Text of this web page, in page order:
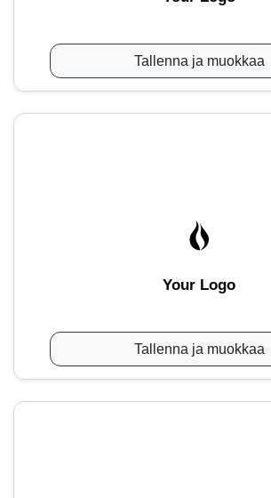
Tallenna ja muokkaa
Your Logo
Tallenna ja muokkaa